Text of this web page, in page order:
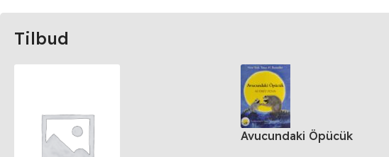
Tilbud
Avucundaki Öpücük